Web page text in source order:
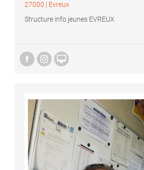
27000 | Evreux
Structure info jeunes EVREUX
